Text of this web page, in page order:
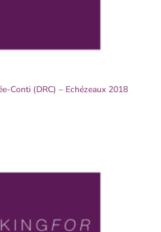
Conti (DRC) – Echézeaux 2018